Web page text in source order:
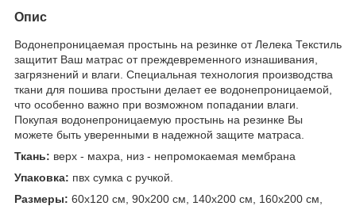
Опис
Водонепроницаемая простынь на резинке от Лелека Текстиль
защитит Ваш матрас от преждевременного изнашивания,
загрязнений и влаги. Специальная технология производства
ткани для пошива простыни делает ее водонепроницаемой,
что особенно важно при возможном попадании влаги.
Покупая водонепроницаемую простынь на резинке Вы
можете быть уверенными в надежной защите матраса.
Ткань: верх - махра, низ - непромокаемая мембрана
Упаковка: пвх сумка с ручкой.
Размеры: 60х120 см, 90х200 см, 140х200 см, 160х200 см,